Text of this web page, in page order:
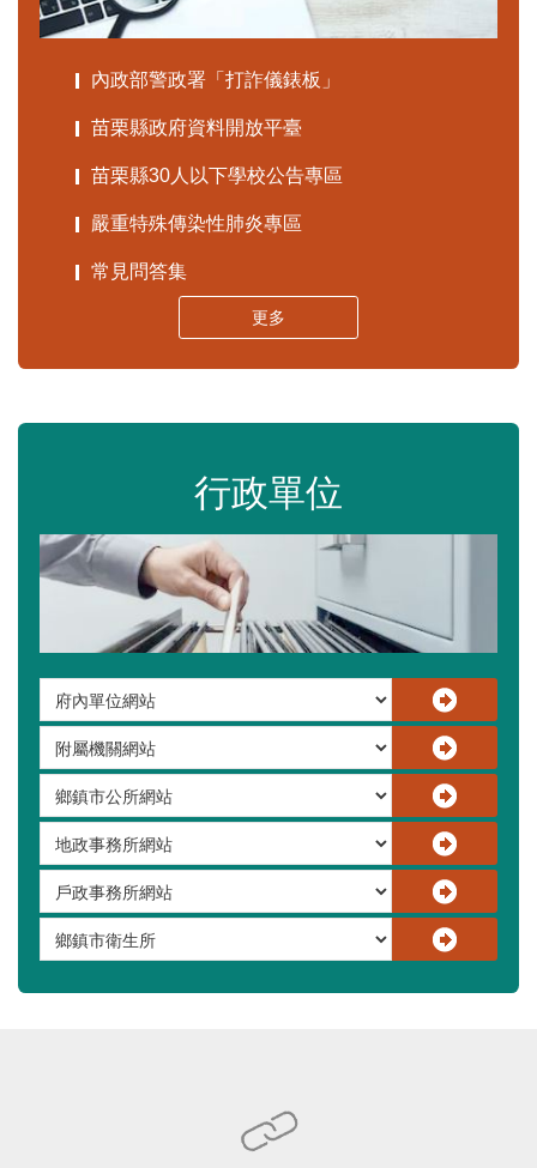
內政部警政署「打詐儀錶板」
苗栗縣政府資料開放平臺
苗栗縣30人以下學校公告專區
嚴重特殊傳染性肺炎專區
常見問答集
更多
行政單位